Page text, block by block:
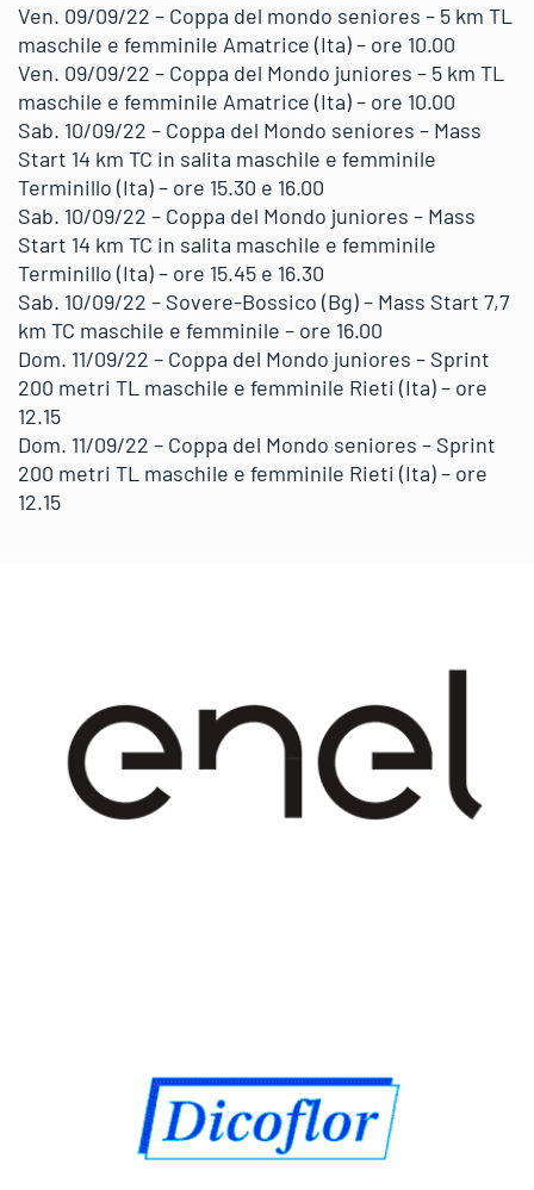
Ven. 09/09/22 – Coppa del mondo seniores – 5 km TL
maschile e femminile Amatrice (Ita) – ore 10.00
Ven. 09/09/22 – Coppa del Mondo juniores – 5 km TL
maschile e femminile Amatrice (Ita) – ore 10.00
Sab. 10/09/22 – Coppa del Mondo seniores – Mass
Start 14 km TC in salita maschile e femminile
Terminillo (Ita) – ore 15.30 e 16.00
Sab. 10/09/22 – Coppa del Mondo juniores – Mass
Start 14 km TC in salita maschile e femminile
Terminillo (Ita) – ore 15.45 e 16.30
Sab. 10/09/22 – Sovere-Bossico (Bg) – Mass Start 7,7
km TC maschile e femminile – ore 16.00
Dom. 11/09/22 – Coppa del Mondo juniores – Sprint
200 metri TL maschile e femminile Rieti (Ita) – ore
12.15
Dom. 11/09/22 – Coppa del Mondo seniores – Sprint
200 metri TL maschile e femminile Rieti (Ita) – ore
12.15